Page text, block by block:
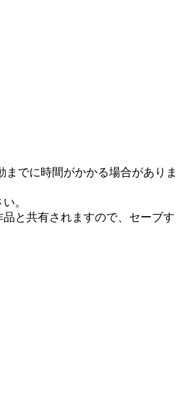
でに時間がかかる場合がありま
。
と共有されますので、セーブす